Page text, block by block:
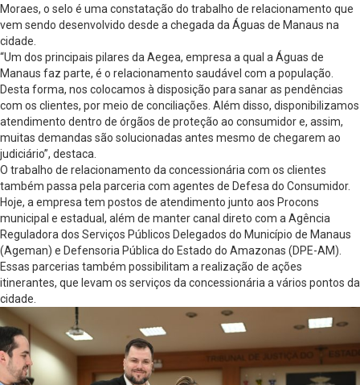
Moraes, o selo é uma constatação do trabalho de relacionamento que
vem sendo desenvolvido desde a chegada da Águas de Manaus na
cidade.
“Um dos principais pilares da Aegea, empresa a qual a Águas de
Manaus faz parte, é o relacionamento saudável com a população.
Desta forma, nos colocamos à disposição para sanar as pendências
com os clientes, por meio de conciliações. Além disso, disponibilizamos
atendimento dentro de órgãos de proteção ao consumidor e, assim,
muitas demandas são solucionadas antes mesmo de chegarem ao
judiciário”, destaca.
O trabalho de relacionamento da concessionária com os clientes
também passa pela parceria com agentes de Defesa do Consumidor.
Hoje, a empresa tem postos de atendimento junto aos Procons
municipal e estadual, além de manter canal direto com a Agência
Reguladora dos Serviços Públicos Delegados do Município de Manaus
(Ageman) e Defensoria Pública do Estado do Amazonas (DPE-AM).
Essas parcerias também possibilitam a realização de ações
itinerantes, que levam os serviços da concessionária a vários pontos da
cidade.